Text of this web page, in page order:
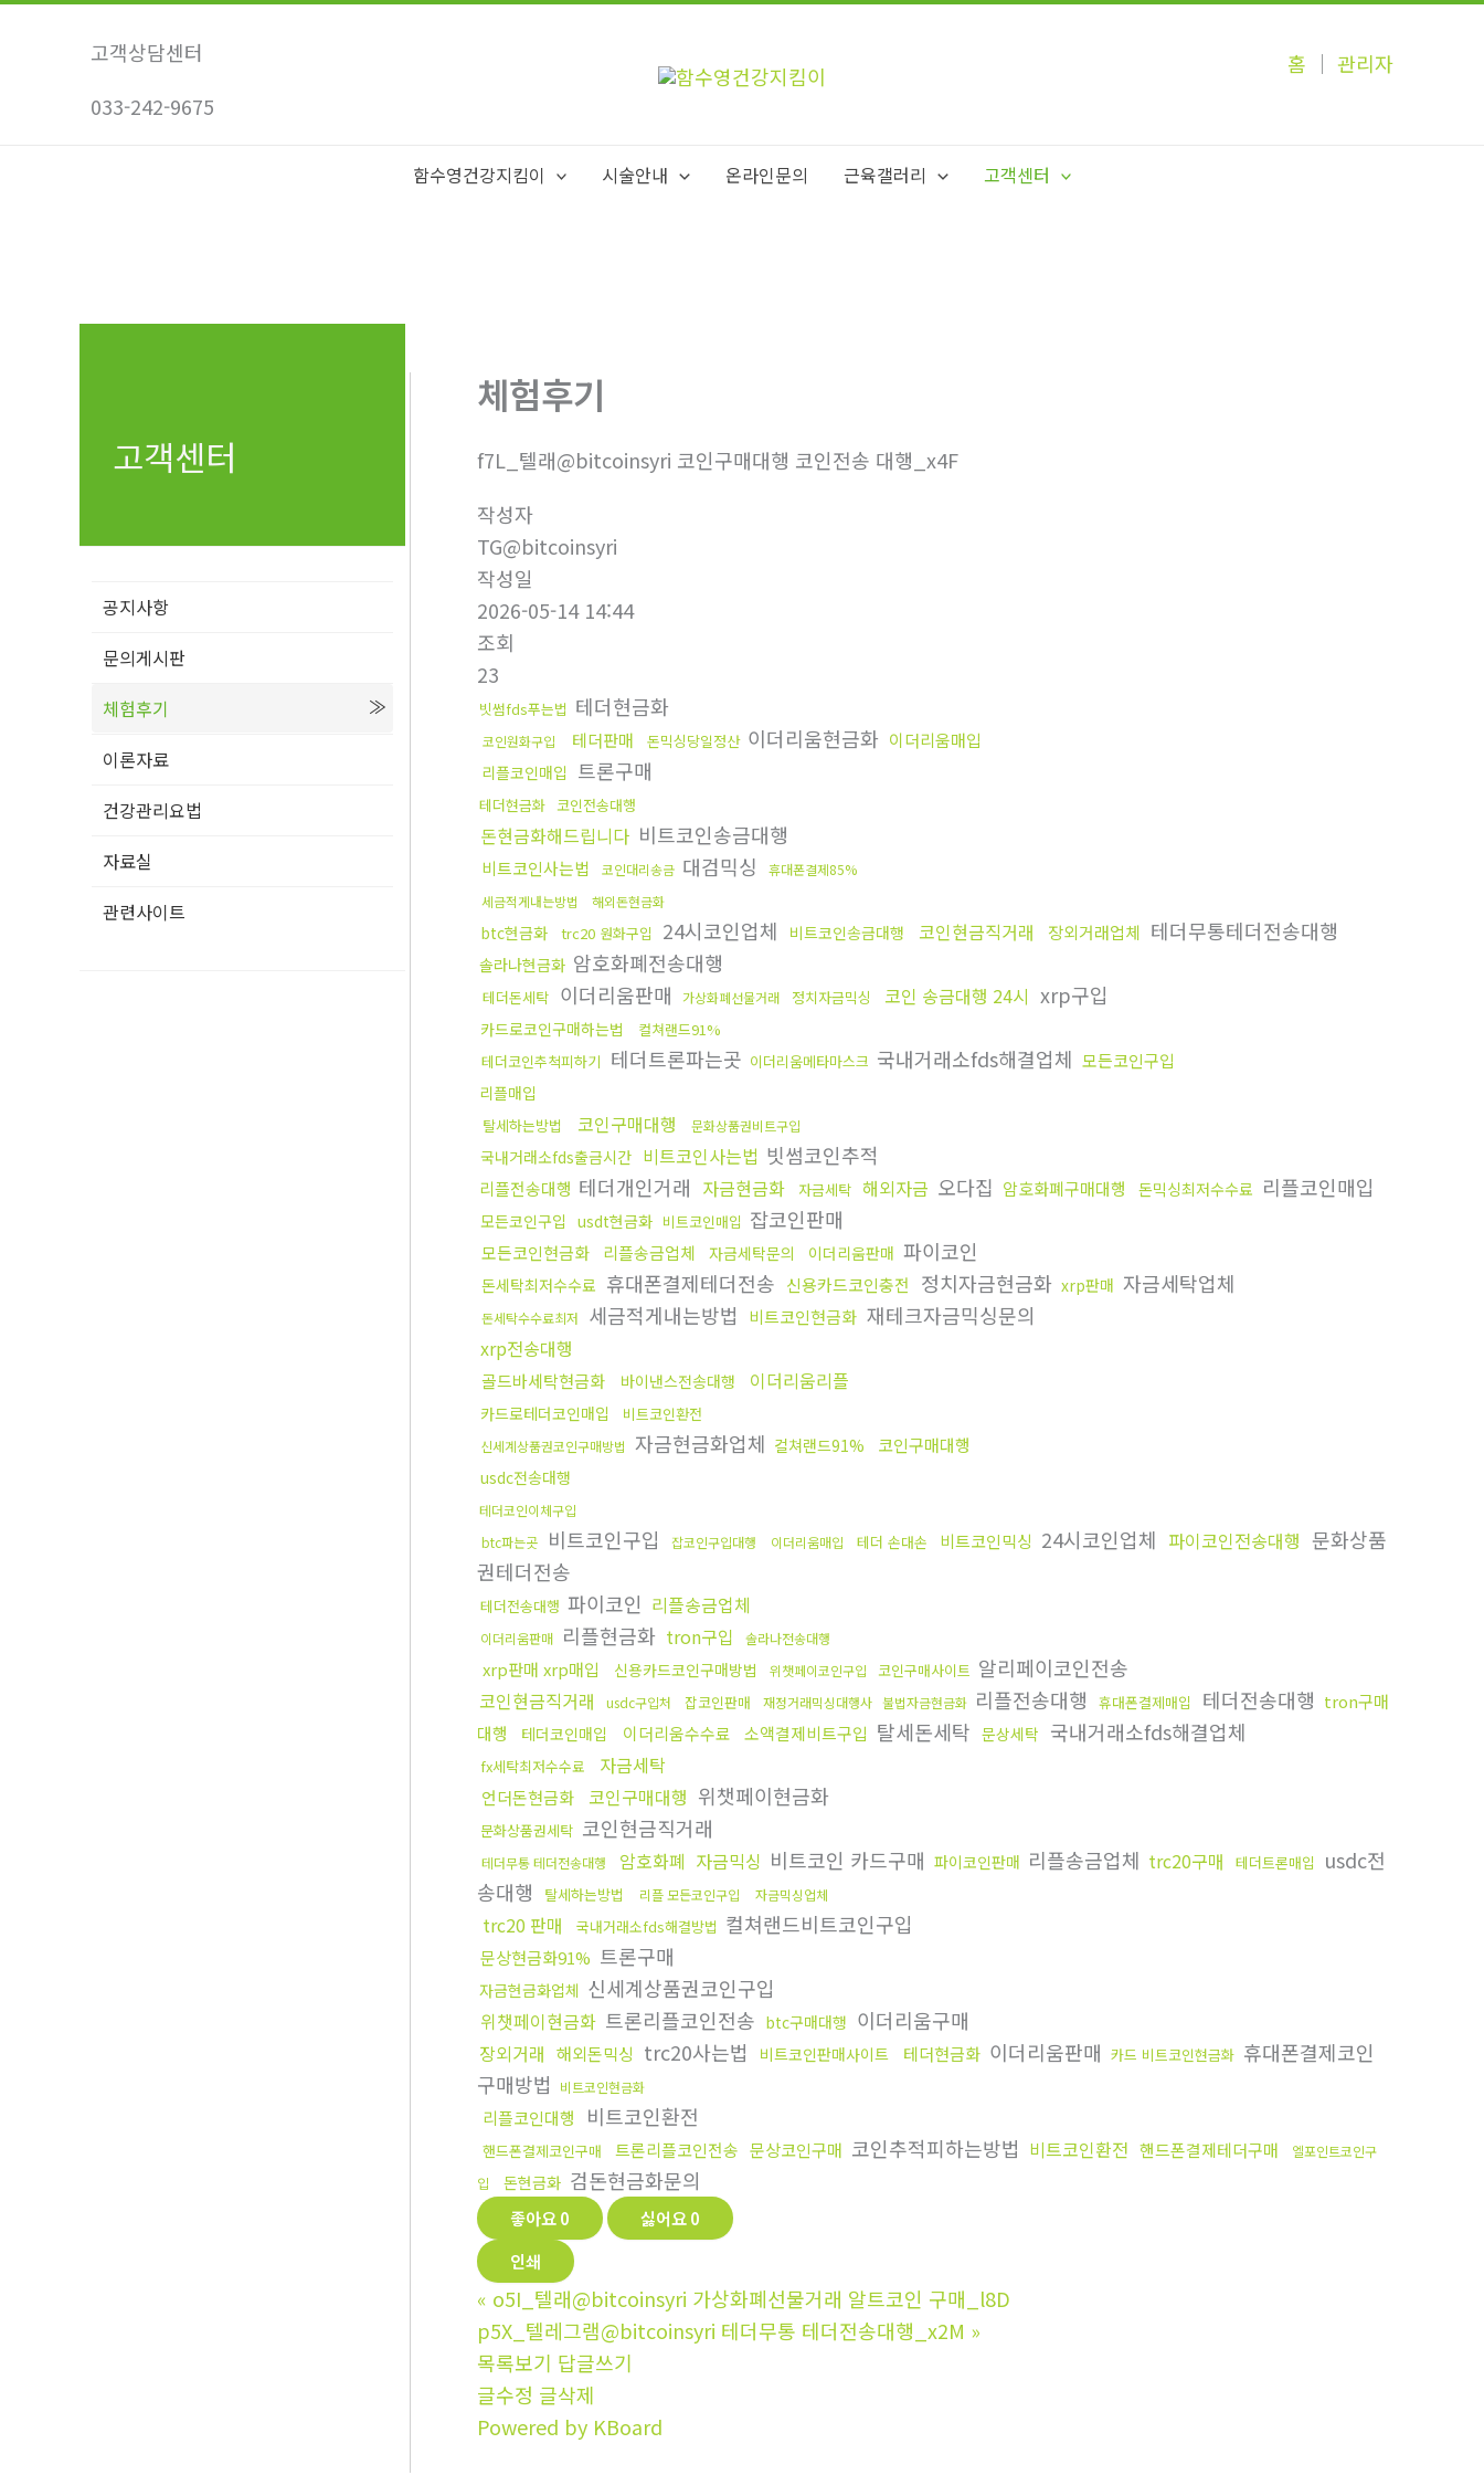
콘
고객상담센터
033-242-9675
홈 │ 관리자
함수영건강지킴이 시술안내 온라인문의 근육갤러리 고객센터
고객센터
공지사항
문의게시판
체험후기
이론자료
건강관리요법
자료실
관련사이트
체험후기
f7L_텔래@bitcoinsyri 코인구매대행 코인전송 대행_x4F
작성자
TG@bitcoinsyri
작성일
2026-05-14 14:44
조회
23
빗썸fds푸는법 테더현금화
코인원화구입 테더판매 돈믹싱당일정산 이더리움현금화 이더리움매입
리플코인매입 트론구매
테더현금화 코인전송대행
돈현금화해드립니다 비트코인송금대행
비트코인사는법 코인대리송금 대검믹싱
휴대폰결제85%
세금적게내는방법
해외돈현금화
btc현금화 trc20 원화구입 24시코인업체 비트코인송금대행 코인현금직거래 장외거래업체 테더무통테더전송대행
솔라나현금화 암호화폐전송대행
테더돈세탁 이더리움판매 가상화폐선물거래 정치자금믹싱 코인 송금대행 24시 xrp구입
카드로코인구매하는법
컬쳐랜드91%
테더코인추척피하기 테더트론파는곳 이더리움메타마스크 국내거래소fds해결업체 모든코인구입
리플매입
탈세하는방법 코인구매대행 문화상품권비트구입
국내거래소fds출금시간 비트코인사는법 빗썸코인추적
리플전송대행 테더개인거래 자금현금화 자금세탁 해외자금 오다집 암호화폐구매대행 돈믹싱최저수수료 리플코인매입
모든코인구입 usdt현금화 비트코인매입 잡코인판매
모든코인현금화 리플송금업체 자금세탁문의 이더리움판매 파이코인
돈세탁최저수수료 휴대폰결제테더전송 신용카드코인충전 정치자금현금화 xrp판매 자금세탁업체
돈세탁수수료최저 세금적게내는방법 비트코인현금화 재테크자금믹싱문의
xrp전송대행
골드바세탁현금화 바이낸스전송대행 이더리움리플
카드로테더코인매입 비트코인환전
신세계상품권코인구매방법 자금현금화업체 컬쳐랜드91% 코인구매대행
usdc전송대행
테더코인이체구입
btc파는곳
비트코인구입 잡코인구입대행 이더리움매입 테더 손대손 비트코인믹싱 24시코인업체 파이코인전송대행 문화상품
권테더전송
테더전송대행 파이코인 리플송금업체
이더리움판매 리플현금화 tron구입 솔라나전송대행
xrp판매 xrp매입 신용카드코인구매방법 위챗페이코인구입 코인구매사이트 알리페이코인전송
코인현금직거래 usdc구입처 잡코인판매 재정거래믹싱대행사 불법자금현금화 리플전송대행 휴대폰결제매입 테더전송대행 tron구매
대행
테더코인매입 이더리움수수료 소액결제비트구입 탈세돈세탁 문상세탁 국내거래소fds해결업체
fx세탁최저수수료 자금세탁
언더돈현금화 코인구매대행 위챗페이현금화
문화상품권세탁 코인현금직거래
테더무통 테더전송대행 암호화폐 자금믹싱 비트코인 카드구매 파이코인판매 리플송금업체 trc20구매 테더트론매입
usdc전
송대행
탈세하는방법 리플 모든코인구입 자금믹싱업체
trc20 판매 국내거래소fds해결방법 컬쳐랜드비트코인구입
문상현금화91% 트론구매
자금현금화업체 신세계상품권코인구입
위챗페이현금화 트론리플코인전송 btc구매대행 이더리움구매
장외거래 해외돈믹싱 trc20사는법 비트코인판매사이트 테더현금화 이더리움판매 카드 비트코인현금화 휴대폰결제코인
구매방법
비트코인현금화
리플코인대행 비트코인환전
핸드폰결제코인구매 트론리플코인전송 문상코인구매 코인추적피하는방법 비트코인환전 핸드폰결제테더구매
엘포인트코인구
입
돈현금화 검돈현금화문의
좋아요0 싫어요0
인쇄
« o5I_텔래@bitcoinsyri 가상화폐선물거래 알트코인 구매_l8D
p5X_텔레그램@bitcoinsyri 테더무통 테더전송대행_x2M »
목록보기 답글쓰기
글수정 글삭제
Powered by KBoard